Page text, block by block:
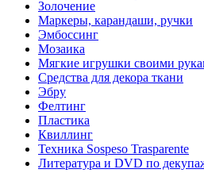
Золочение
Маркеры, карандаши, ручки
Эмбоссинг
Мозаика
Мягкие игрушки своими
Средства для декора ткани
Эбру
Фелтинг
Пластика
Квиллинг
Техника Sospeso Trasparente
Литература и DVD по